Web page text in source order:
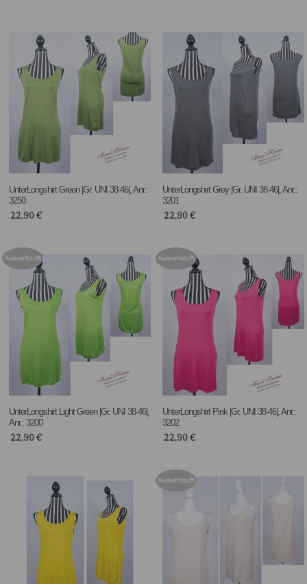
UnterLongshirt Green |Gr. UNI 38-46|, Anr.:
3250
22,90€
UnterLongshirt Grey |Gr. UNI 38-46|, Anr.:
3201
22,90€
Ausverkauft
UnterLongshirt Light Green |Gr. UNI 38-46|,
Anr.: 3200
22,90€
Ausverkauft
UnterLongshirt Pink |Gr. UNI 38-46|, Anr.:
3202
22,90€
Ausverkauft